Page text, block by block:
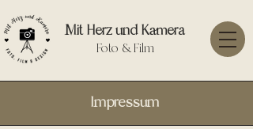
Mit Herz und Kamera
Foto & Film
Impressum